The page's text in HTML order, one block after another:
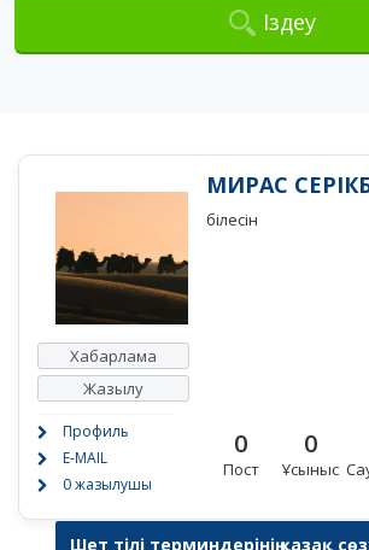
Іздеу
Хабарлама
Жазылу
Профиль
E-MAIL
0 жазылушы
МИРАС
білесін
0
Пост
0
Ұсыныс
Шет тілі терминдерінің қазақ